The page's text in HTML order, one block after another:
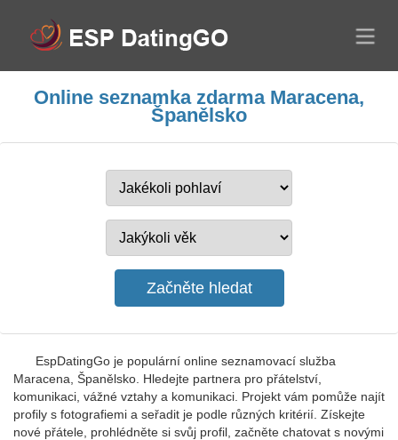
Online seznamka zdarma Maracena,
Španělsko
EspDatingGo je populární online seznamovací služba
Maracena, Španělsko. Hledejte partnera pro přátelství,
komunikaci, vážné vztahy a komunikaci. Projekt vám pomůže najít
profily s fotografiemi a seřadit je podle různých kritérií. Získejte
nové přátele, prohlédněte si svůj profil, začněte chatovat s novými